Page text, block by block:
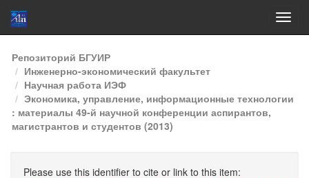
Skip
navigation
Репозиторий БГУИР
Инженерно-экономический факультет
Научная работа ИЭФ
Экономика, управление, информационные технологии
: материалы 49-й научной конференции аспирантов,
магистрантов и студентов (2013)
Please use this identifier to cite or link to this item: